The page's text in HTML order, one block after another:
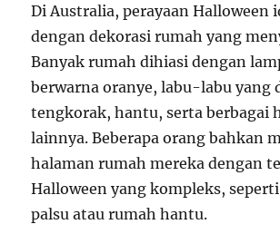
Di Australia, perayaan Halloween
dengan dekorasi rumah yang
Banyak rumah dihiasi dengan
berwarna oranye, labu-labu yang
tengkorak, hantu, serta berbagai
lainnya. Beberapa orang bahkan
halaman rumah mereka dengan
Halloween yang kompleks,
palsu atau rumah hantu.